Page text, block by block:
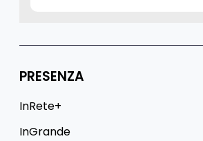
PRESENZA
InRete+
InGrande